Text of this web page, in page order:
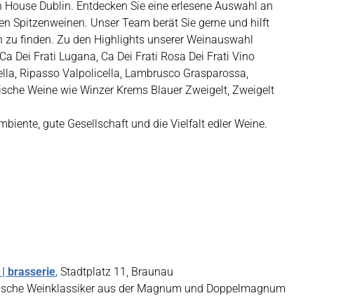
Dublin. Entdecken Sie eine erlesene Auswahl an
Spitzenweinen. Unser Team berät Sie gerne und hilft
zu finden. Zu den Highlights unserer Weinauswahl
Dei Frati Lugana, Ca Dei Frati Rosa Dei Frati Vino
Ripasso Valpolicella, Lambrusco Grasparossa,
Weine wie Winzer Krems Blauer Zweigelt, Zweigelt
gute Gesellschaft und die Vielfalt edler Weine.
brasserie, Stadtplatz 11, Braunau
Weinklassiker aus der Magnum und Doppelmagnum